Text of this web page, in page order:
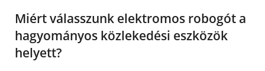
Miért válasszunk elektromos robogót a
hagyományos közlekedési eszközök
helyett?